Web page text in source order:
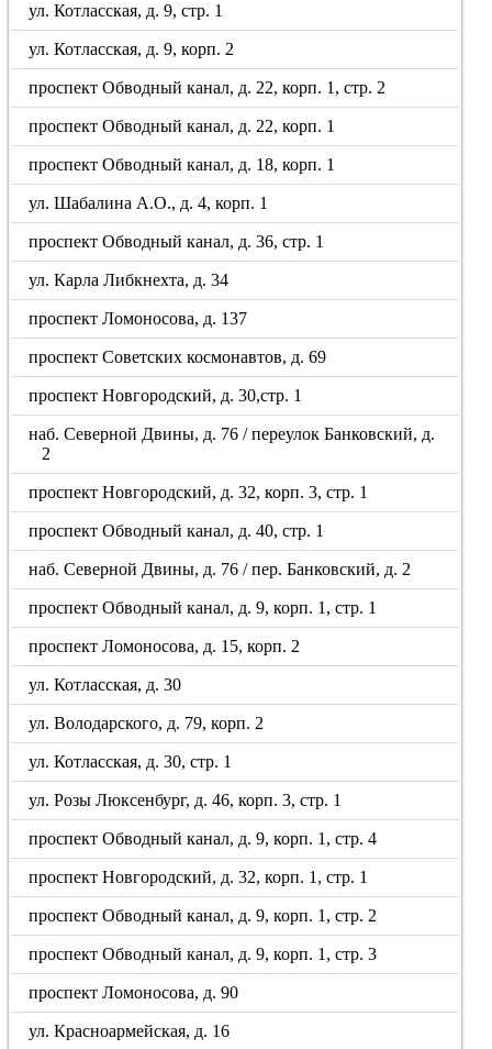
ул. Котласская, д. 9, стр. 1
ул. Котласская, д. 9, корп. 2
проспект Обводный канал, д. 22, корп. 1, стр. 2
проспект Обводный канал, д. 22, корп. 1
проспект Обводный канал, д. 18, корп. 1
ул. Шабалина А.О., д. 4, корп. 1
проспект Обводный канал, д. 36, стр. 1
ул. Карла Либкнехта, д. 34
проспект Ломоносова, д. 137
проспект Советских космонавтов, д. 69
проспект Новгородский, д. 30,стр. 1
наб. Северной Двины, д. 76 / переулок Банковский, д.
2
проспект Новгородский, д. 32, корп. 3, стр. 1
проспект Обводный канал, д. 40, стр. 1
наб. Северной Двины, д. 76 / пер. Банковский, д. 2
проспект Обводный канал, д. 9, корп. 1, стр. 1
проспект Ломоносова, д. 15, корп. 2
ул. Котласская, д. 30
ул. Володарского, д. 79, корп. 2
ул. Котласская, д. 30, стр. 1
ул. Розы Люксенбург, д. 46, корп. 3, стр. 1
проспект Обводный канал, д. 9, корп. 1, стр. 4
проспект Новгородский, д. 32, корп. 1, стр. 1
проспект Обводный канал, д. 9, корп. 1, стр. 2
проспект Обводный канал, д. 9, корп. 1, стр. 3
проспект Ломоносова, д. 90
ул. Красноармейская, д. 16